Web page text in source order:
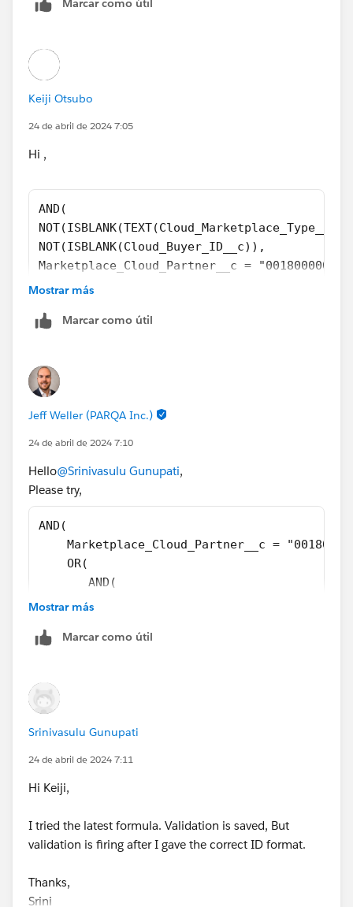
Marcar como útil
Keiji Otsubo
24 de abril de 2024 7:05
Hi ,
AND(
NOT(ISBLANK(Cloud_Buyer_ID__c)),
Marketplace_Cloud_Partner__c =
OR(
NOT(REGEX(Cloud_Buyer_ID__c, "[a-zA-
Mostrar más
Marcar como útil
Jeff Weller (PARQA Inc.)
24 de abril de 2024 7:10
Hello@Srinivasulu Gunupati,
Please try,
AND(
Marketplace_Cloud_Partner__c =
    OR(
       AND(
           NOT(ISBLANK(Cloud_Buyer_ID__c)),
         ),
NOT(REGEX(Cloud_Buyer_ID__c, "[a-
        )
    )
Mostrar más
Marcar como útil
Srinivasulu Gunupati
24 de abril de 2024 7:11
Hi Keiji,
I tried the latest formula. Validation is saved, But
validation is firing after I gave the correct ID format.
Thanks,
Srini